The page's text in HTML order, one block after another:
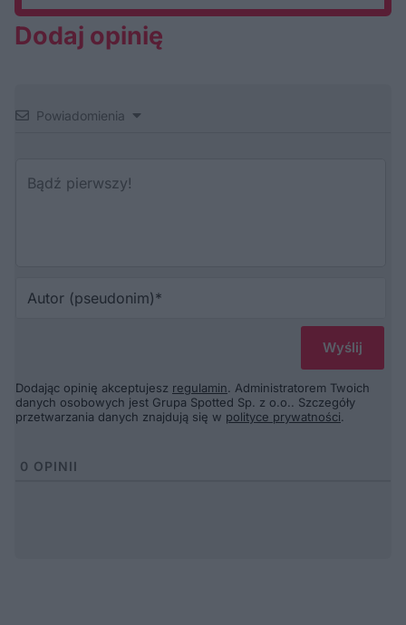
Dodaj opinię
Powiadomienia
Dodając opinię akceptujesz regulamin. Administratorem Twoich
danych osobowych jest Grupa Spotted Sp. z o.o.. Szczegóły
przetwarzania danych znajdują się w polityce prywatności.
0 OPINII